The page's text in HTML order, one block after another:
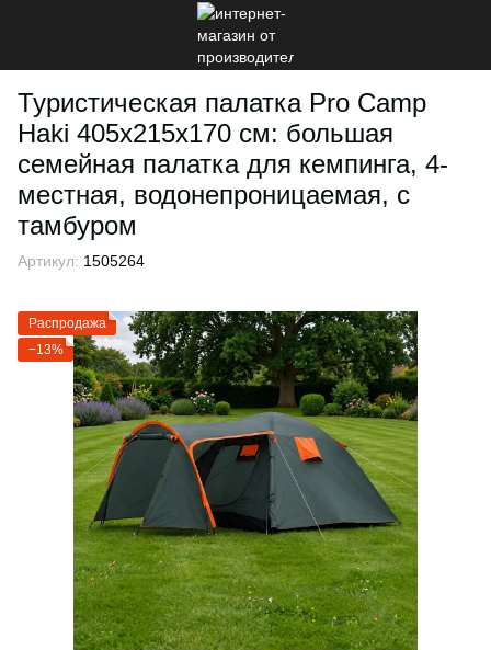
Туристическая палатка Pro Camp
Haki 405х215х170 см: большая
семейная палатка для кемпинга, 4-
местная, водонепроницаемая, с
тамбуром
Артикул: 1505264
Распродажа
−13%